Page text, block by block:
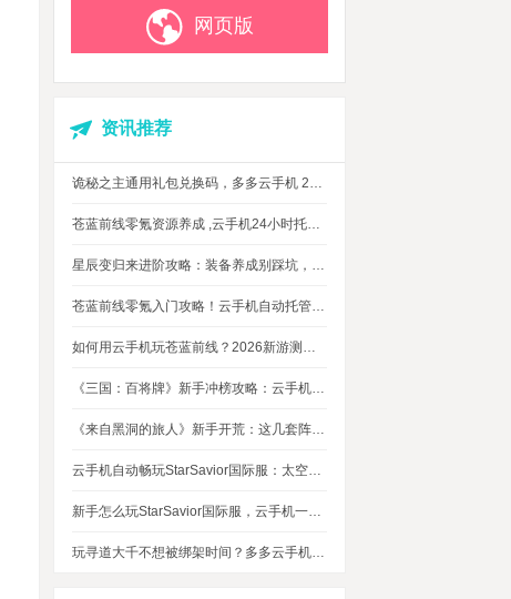
网页版
资讯推荐
诡秘之主通用礼包兑换码，多多云手机 24 小时挂机攻略
苍蓝前线零氪资源养成 ,云手机24小时托管，上班自动肝资源
星辰变归来进阶攻略：装备养成别踩坑，这几个技巧让你省下80%资源
苍蓝前线零氪入门攻略！云手机自动托管，24小时自动刷资源不掉队
如何用云手机玩苍蓝前线？2026新游测评，新手入坑玩法指南
《三国：百将牌》新手冲榜攻略：云手机多开挂机，轻松拿捏牌局优势
《来自黑洞的旅人》新手开荒：这几套阵容，实测好用
云手机自动畅玩StarSavior国际服：太空星战到底值不值得入坑
新手怎么玩StarSavior国际服，云手机一键搞定
玩寻道大千不想被绑架时间？多多云手机帮我自动挂机平衡游戏和生活